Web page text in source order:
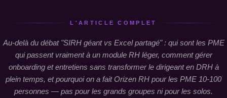
L'ARTICLE COMPLET
Au-delà du débat "SIRH géant vs Excel partagé" : qui sont les PME
qui passent vraiment à un module RH léger, comment gérer
onboarding et entretiens sans transformer le dirigeant en DRH à
plein temps, et pourquoi on a fait Orizen RH pour les PME 10-100
personnes — pas pour les grands groupes ni pour les solos.